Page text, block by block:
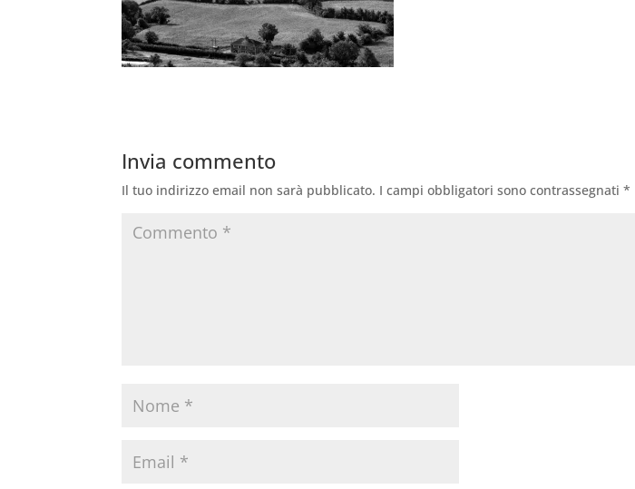
Invia commento
Il tuo indirizzo email non sarà pubblicato. I campi obbligatori sono contrassegnati*